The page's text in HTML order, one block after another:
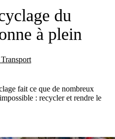
du
à plein
fait ce que de nombreux
: recycler et rendre le